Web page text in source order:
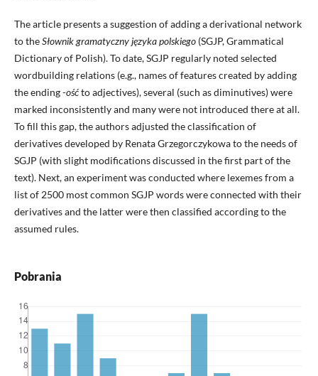
The article presents a suggestion of adding a derivational network
to theSłownik gramatyczny języka polskiego(SGJP, Grammatical
Dictionary of Polish). To date, SGJP regularly noted selected
wordbuilding relations (e.g., names of features created by adding
the ending -ośćto adjectives), several (such as diminutives) were
marked inconsistently and many were not introduced there at all.
To fill this gap, the authors adjusted the classification of
derivatives developed by Renata Grzegorczykowa to the needs of
SGJP (with slight modifications discussed in the first part of the
text). Next, an experiment was conducted where lexemes from a
list of 2500 most common SGJP words were connected with their
derivatives and the latter were then classified according to the
assumed rules.
Pobrania